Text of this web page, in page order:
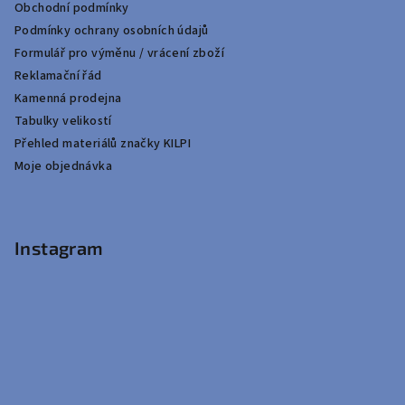
Obchodní podmínky
Podmínky ochrany osobních údajů
Formulář pro výměnu / vrácení zboží
Reklamační řád
Kamenná prodejna
Tabulky velikostí
Přehled materiálů značky KILPI
Moje objednávka
Instagram